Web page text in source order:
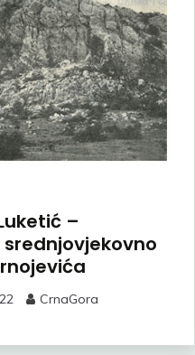
–
CrnaGora